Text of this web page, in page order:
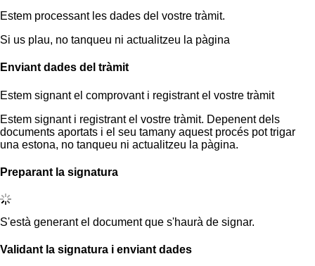
Estem processant les dades del vostre tràmit.
Si us plau, no tanqueu ni actualitzeu la pàgina
Enviant dades del tràmit
Estem signant el comprovant i registrant el vostre tràmit
Estem signant i registrant el vostre tràmit. Depenent dels
documents aportats i el seu tamany aquest procés pot trigar
una estona, no tanqueu ni actualitzeu la pàgina.
Preparant la signatura
S'està generant el document que s'haurà de signar.
Validant la signatura i enviant dades